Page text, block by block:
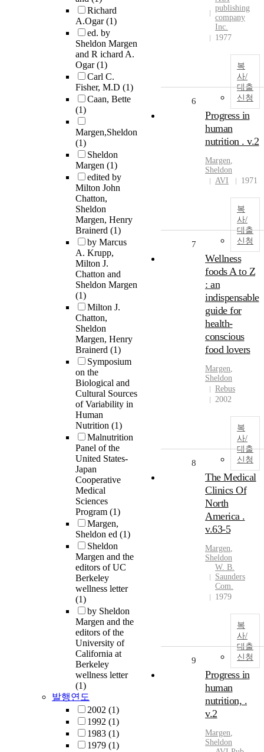
Richard
A.Ogar(1)
ed. by
Sheldon Margen
and R ichard A.
Ogar(1)
Carl C.
Fisher, M.D (1)
Caan, Bette
(1)
Margen,Sheldon
(1)
Sheldon
Margen (1)
edited by
Milton John
Chatton,
Sheldon
Margen, Henry
Brainerd (1)
by Marcus
A. Krupp,
Milton J.
Chatton and
Sheldon Margen
(1)
Milton J.
Chatton,
Sheldon
Margen, Henry
Brainerd (1)
Symposium
on the
Biological and
Cultural Sources
of Variability in
Human
Nutrition (1)
Malnutrition
Panel of the
United States-
Japan
Cooperative
Medical
Sciences
Program (1)
Margen,
Sheldon ed (1)
Sheldon
Margen and the
editors of UC
Berkeley
wellness letter
(1)
by Sheldon
Margen and the
editors of the
University of
California at
Berkeley
wellness letter
(1)
발행연도
2002 (1)
1992 (1)
1983 (1)
1979 (1)
publishing
company
Inc.
1977
복
사/
대출
신청
6
Progress in
human
nutrition . v.2
Margen,
Sheldon
AVI
1971
복
사/
대출
신청
7
Wellness
foods A to Z
: an
indispensable
guide for
health-
conscious
food lovers
Margen,
Sheldon
Rebus
2002
복
사/
대출
신청
8
The Medical
Clinics Of
North
America .
v.63-5
Margen,
Sheldon
W. B.
Saunders
Com.
1979
복
사/
대출
신청
9
Progress in
human
nutrition, .
v.2
Margen,
Sheldon